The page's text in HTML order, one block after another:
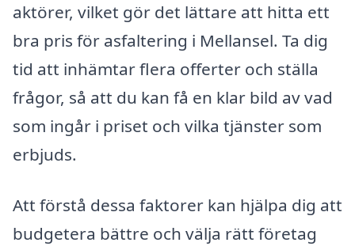
aktörer, vilket gör det lättare att hitta ett
bra pris för asfaltering i Mellansel. Ta dig
tid att inhämtar flera offerter och ställa
frågor, så att du kan få en klar bild av vad
som ingår i priset och vilka tjänster som
erbjuds.
Att förstå dessa faktorer kan hjälpa dig att
budgetera bättre och välja rätt företag